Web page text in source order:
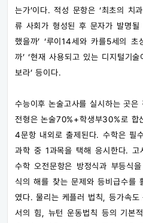
는가’이다. 적성 문항은 ‘최초의 치
류 사회가 형성된 후 문자가 발명
했을까’ ‘루이14세와 카를5세의
까’ ‘현재 사용되고 있는 디지털기
보라’ 등이다.
수능이후 논술고사를 실시하는 곳
전형은 논술70%+학생부30%로 합
4문항 내외로 출제된다. 수학은 필
과학 중 1과목을 택해 응시한다.
수학 오전문항은 방정식과 부등식
식의 해를 찾는 문제와 등비급수를
였다. 물리는 케플러 법칙, 등가속
서의 힘, 뉴턴 운동법칙 등의 기본